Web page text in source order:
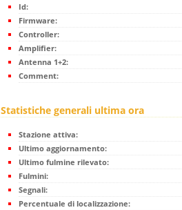
Id:
Firmware:
Controller:
Amplifier:
Antenna 1+2:
Comment:
Statistiche generali ultima ora
Stazione attiva:
Ultimo aggiornamento:
Ultimo fulmine rilevato:
Fulmini:
Segnali:
Percentuale di localizzazione: